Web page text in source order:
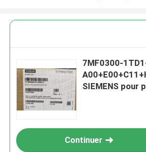
7MF0300-
SIEMENS pour
Continuer